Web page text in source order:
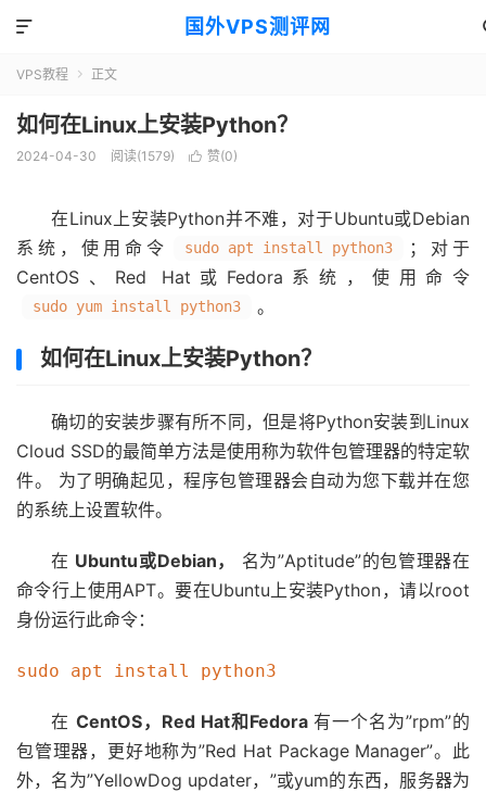
国外VPS测评网

VPS教程  正文
如何在Linux上安装Python？
2024-04-30 阅读(1579)  赞(0)
在Linux上安装Python并不难，对于Ubuntu或Debian
系统，使用命令
sudo apt install python3
；对于
CentOS、Red Hat或Fedora系统，使用命令
sudo yum install python3 。
如何在Linux上安装Python？
确切的安装步骤有所不同，但是将Python安装到Linux
Cloud SSD的最简单方法是使用称为软件包管理器的特定软
件。 为了明确起见，程序包管理器会自动为您下载并在您
的系统上设置软件。
在 Ubuntu或Debian，
名为”Aptitude”的包管理器在
命令行上使用APT。要在Ubuntu上安装Python，请以root
身份运行此命令：
在 CentOS，Red Hat和Fedora有一个名为”rpm”的
包管理器，更好地称为”Red Hat Package Manager”。此
外，名为”YellowDog updater，”或yum的东西，服务器为